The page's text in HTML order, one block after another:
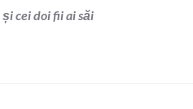
și cei doi fii ai săi